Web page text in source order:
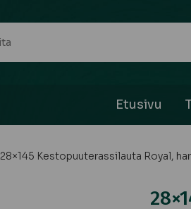
Etusivu
28×145 Kestopuuterassilauta Royal,